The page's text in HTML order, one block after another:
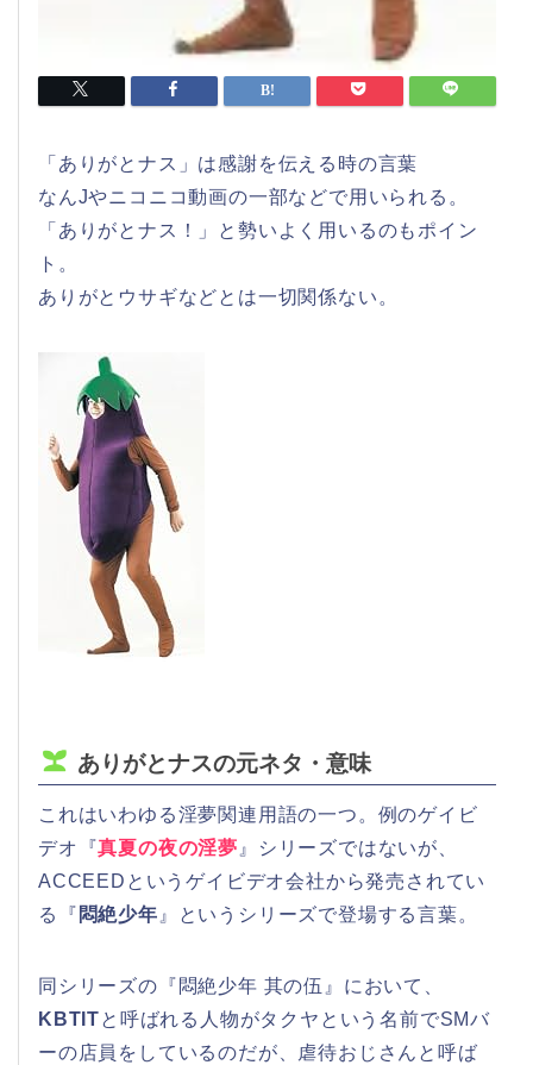
「ありがとナス」は感謝を伝える時の言葉
なんJやニコニコ動画の一部などで用いられる。
「ありがとナス！」と勢いよく用いるのもポイン
ト。
ありがとウサギなどとは一切関係ない。
ありがとナスの元ネタ・意味
これはいわゆる淫夢関連用語の一つ。例のゲイビ
デオ『真夏の夜の淫夢 』シリーズではないが、
ACCEEDというゲイビデオ会社から発売されてい
る『 悶絶少年 』というシリーズで登場する言葉。
同シリーズの『悶絶少年 其の伍』において、
KBTITと呼ばれる人物がタクヤという名前でSMバ
ーの店員をしているのだが、虐待おじさんと呼ば